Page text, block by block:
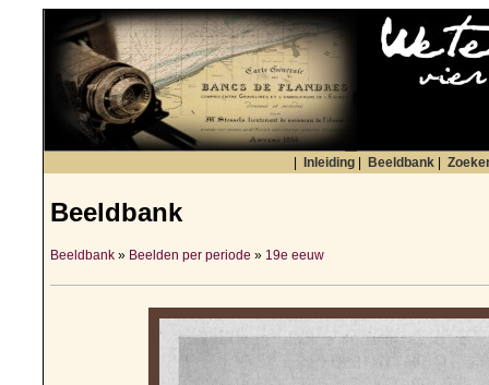
Inleiding Beeldbank
Beeldbank
Beeldbank » Beelden per periode » 19e eeuw